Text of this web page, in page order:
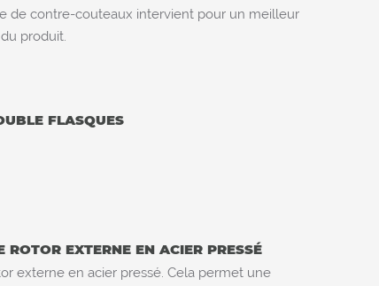
de contre-couteaux intervient pour un meilleur
produit.
FLASQUES
ROTOR EXTERNE EN ACIER PRESSÉ
externe en acier pressé. Cela permet une